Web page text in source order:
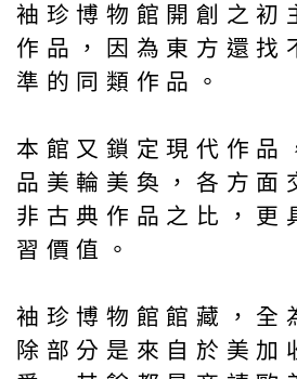
袖珍博物館開創之初
作品，因為東方還找
準的同類作品。
本館又鎖定現代作品
品美輪美奐，各方面
非古典作品之比，更
習價值。
袖珍博物館館藏，全
除部分是來自於美加